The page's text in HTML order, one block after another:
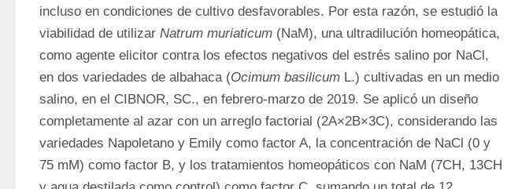
incluso en condiciones de cultivo desfavorables. Por esta razón, se estudió la
viabilidad de utilizar Natrum muriaticum (NaM), una ultradilución homeopática,
como agente elicitor contra los efectos negativos del estrés salino por NaCl,
en dos variedades de albahaca (Ocimum basilicum L.) cultivadas en un medio
salino, en el CIBNOR, SC., en febrero-marzo de 2019. Se aplicó un diseño
completamente al azar con un arreglo factorial (2A×2B×3C), considerando las
variedades Napoletano y Emily como factor A, la concentración de NaCl (0 y
75 mM) como factor B, y los tratamientos homeopáticos con NaM (7CH, 13CH